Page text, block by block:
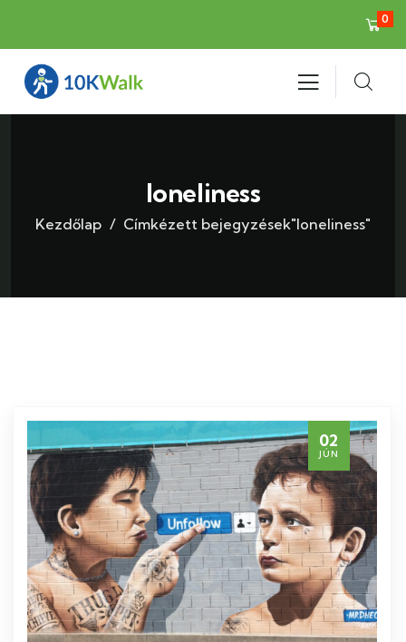
0
loneliness
Kezdőlap Címkézett bejegyzések"loneliness"
02
JÚN